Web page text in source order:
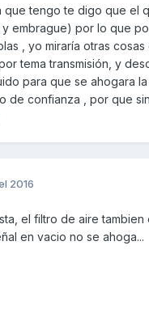
que tengo te digo que el
embrague) por lo que
, yo miraría otras
tema transmisión, y
para que se ahogara
de confianza , por que
2016
el filtro de aire
en vacio no se ahoga...